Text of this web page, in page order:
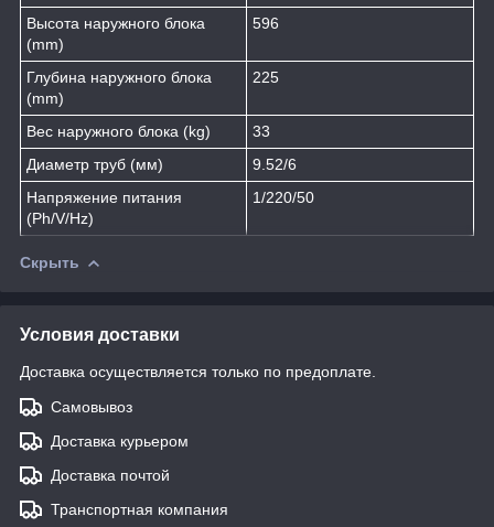
Высота наружного блока
(mm)
596
Глубина наружного блока
(mm)
225
Вес наружного блока (kg)
33
Диаметр труб (мм)
9.52/6
Напряжение питания
(Ph/V/Hz)
1/220/50
Скрыть
Условия доставки
Доставка осуществляется только по предоплате.
Самовывоз
Доставка курьером
Доставка почтой
Транспортная компания